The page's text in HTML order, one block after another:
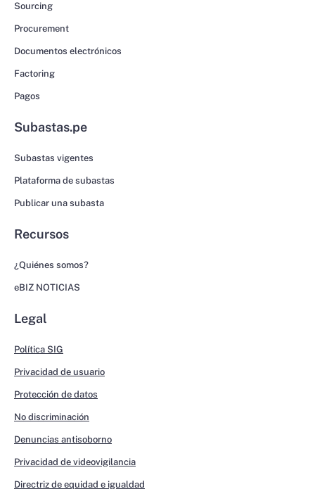
Sourcing
Procurement
Documentos electrónicos
Factoring
Pagos
Subastas.pe
Subastas vigentes
Plataforma de subastas
Publicar una subasta
Recursos
¿Quiénes somos?
eBIZ NOTICIAS
Legal
Política SIG
Privacidad de usuario
Protección de datos
No discriminación
Denuncias antisoborno
Privacidad de videovigilancia
Directriz de equidad e igualdad